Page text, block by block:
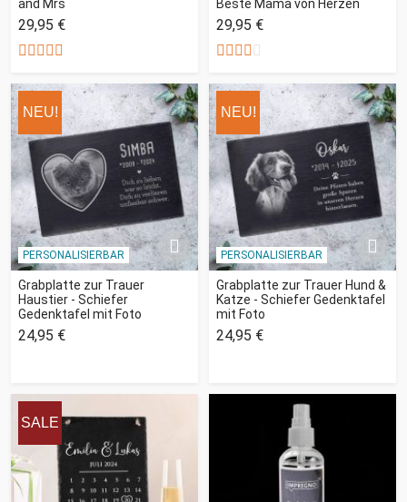
and Mrs
29,95 €
Beste Mama von Herzen
29,95 €
NEU!
PERSONALISIERBAR
Grabplatte zur Trauer
Haustier - Schiefer
Gedenktafel mit Foto
24,95 €
NEU!
PERSONALISIERBAR
Grabplatte zur Trauer Hund &
Katze - Schiefer Gedenktafel
mit Foto
24,95 €
SALE